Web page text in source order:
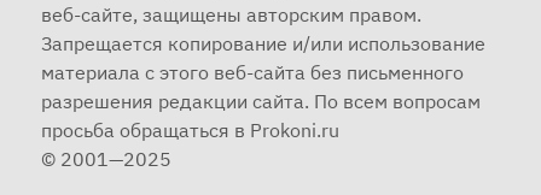
веб-сайте, защищены авторским правом.
Запрещается копирование и/или использование
материала с этого веб-сайта без письменного
разрешения редакции сайта. По всем вопросам
просьба обращаться в Prokoni.ru
© 2001—2025